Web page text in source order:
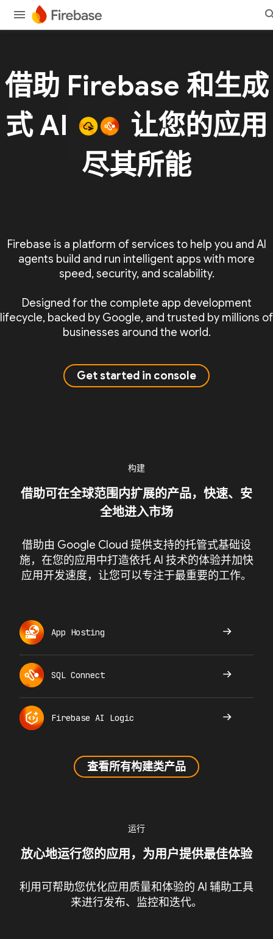
借助 Firebase 和生成
式 AI
让您的应用
尽其所能
Firebase is a platform of services to help you and AI
agents build and run intelligent apps with more
speed, security, and scalability.
Designed for the complete app development
lifecycle, backed by Google, and trusted by millions of
businesses around the world.
Get started in console
构建
借助可在全球范围内扩展的产品，快速、安
全地进入市场
借助由 Google Cloud 提供支持的托管式基础设
施，在您的应用中打造依托 AI 技术的体验并加快
应用开发速度，让您可以专注于最重要的工作。
App Hosting
SQL Connect
Firebase AI Logic
查看所有构建类产品
运行
放心地运行您的应用，为用户提供最佳体验
利用可帮助您优化应用质量和体验的 AI 辅助工具
来进行发布、监控和迭代。